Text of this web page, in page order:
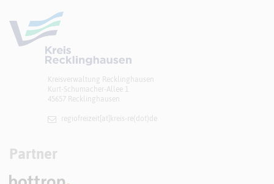
Kreisverwaltung Recklinghausen
Kurt-Schumacher-Allee 1
45657 Recklinghausen
regiofreizeit[at]​kreis-re(dot)de
Partner